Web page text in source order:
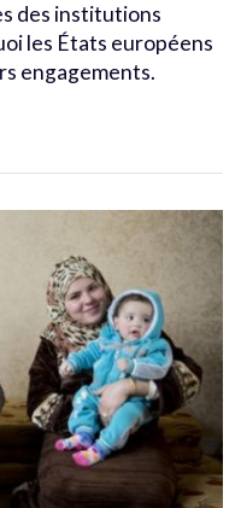
des institutions
les États européens
engagements.